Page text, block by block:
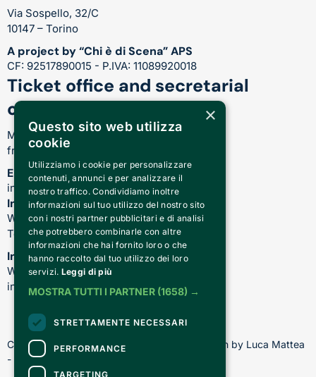
Via Sospello, 32/C
10147 – Torino
A project by “Chi è di Scena” APS
CF: 92517890015 - P.IVA: 11089920018
Ticket office and secretarial
opening hours
Monday-Friday:
from 17.00 to 21.00
Email
info@teatrocardinalmassaia.com
Information on shows and theater
WhatsApp: 344 410 4477
Telefono: 011 221 6128
Information about our courses
WhatsApp: 392 150 5130 -
info@chiediscena.torino.it
Copyright © 2026 - All rights reserved - Design by Luca Mattea
- Made in Turin with
×
Questo sito web utilizza
cookie
Utilizziamo i cookie per personalizzare
contenuti, annunci e per analizzare il
nostro traffico. Condividiamo inoltre
informazioni sul tuo utilizzo del nostro sito
con i nostri partner pubblicitari e di analisi
che potrebbero combinarle con altre
informazioni che hai fornito loro o che
hanno raccolto dal tuo utilizzo dei loro
servizi. Leggi di più
MOSTRA TUTTI I PARTNER (1658) →
STRETTAMENTE NECESSARI
PERFORMANCE
TARGETING